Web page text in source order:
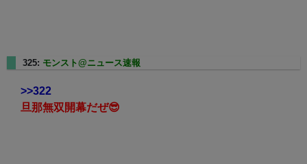
325: モンスト@ニュース速報
>>322
旦那無双開幕だぜ😎